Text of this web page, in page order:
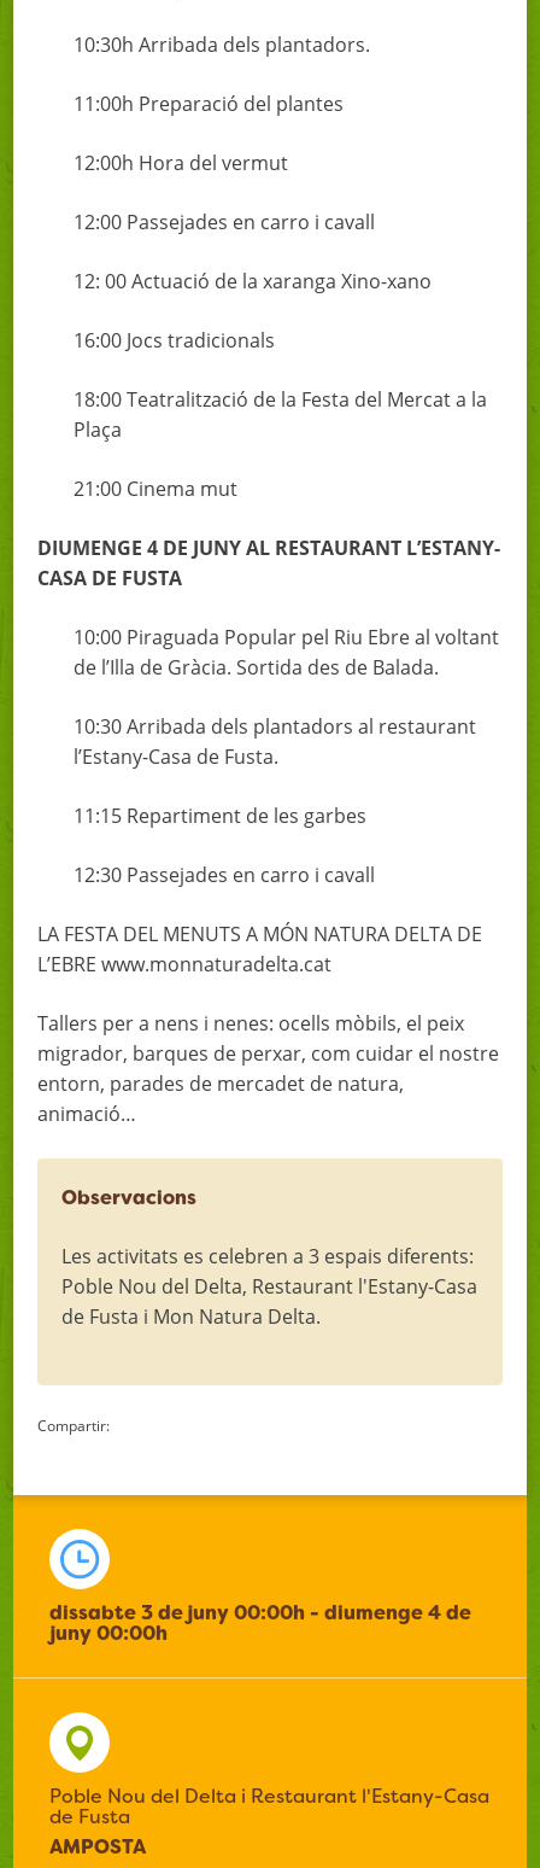
10:30h Arribada dels plantadors.
11:00h Preparació del plantes
12:00h Hora del vermut
12:00 Passejades en carro i cavall
12: 00 Actuació de la xaranga Xino-xano
16:00 Jocs tradicionals
18:00 Teatralització de la Festa del Mercat a la
Plaça
21:00 Cinema mut
DIUMENGE 4 DE JUNY AL RESTAURANT L’ESTANY-
CASA DE FUSTA
10:00 Piraguada Popular pel Riu Ebre al voltant
de l’Illa de Gràcia. Sortida des de Balada.
10:30 Arribada dels plantadors al restaurant
l’Estany-Casa de Fusta.
11:15 Repartiment de les garbes
12:30 Passejades en carro i cavall
LA FESTA DEL MENUTS A MÓN NATURA DELTA DE
L’EBRE www.monnaturadelta.cat
Tallers per a nens i nenes: ocells mòbils, el peix
migrador, barques de perxar, com cuidar el nostre
entorn, parades de mercadet de natura,
animació…
Observacions
Les activitats es celebren a 3 espais diferents:
Poble Nou del Delta, Restaurant l'Estany-Casa
de Fusta i Mon Natura Delta.
Compartir:
dissabte 3 de juny 00:00h - diumenge 4 de
juny 00:00h
Poble Nou del Delta i Restaurant l'Estany-Casa
de Fusta
AMPOSTA